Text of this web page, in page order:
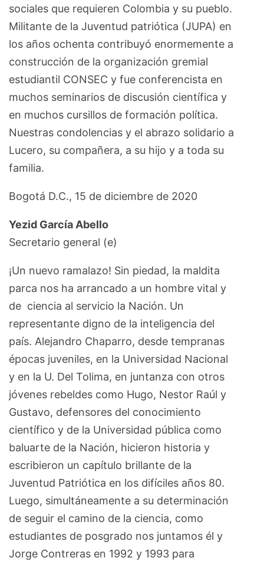
sociales que requieren Colombia y su pueblo.
Militante de la Juventud patriótica (JUPA) en
los años ochenta contribuyó enormemente a
construcción de la organización gremial
estudiantil CONSEC y fue conferencista en
muchos seminarios de discusión científica y
en muchos cursillos de formación política.
Nuestras condolencias y el abrazo solidario a
Lucero, su compañera, a su hijo y a toda su
familia.
Bogotá D.C., 15 de diciembre de 2020
Yezid García Abello
Secretario general (e)
¡Un nuevo ramalazo! Sin piedad, la maldita
parca nos ha arrancado a un hombre vital y
de ciencia al servicio la Nación. Un
representante digno de la inteligencia del
país. Alejandro Chaparro, desde tempranas
épocas juveniles, en la Universidad Nacional
y en la U. Del Tolima, en juntanza con otros
jóvenes rebeldes como Hugo, Nestor Raúl y
Gustavo, defensores del conocimiento
científico y de la Universidad pública como
baluarte de la Nación, hicieron historia y
escribieron un capítulo brillante de la
Juventud Patriótica en los difíciles años 80.
Luego, simultáneamente a su determinación
de seguir el camino de la ciencia, como
estudiantes de posgrado nos juntamos él y
Jorge Contreras en 1992 y 1993 para